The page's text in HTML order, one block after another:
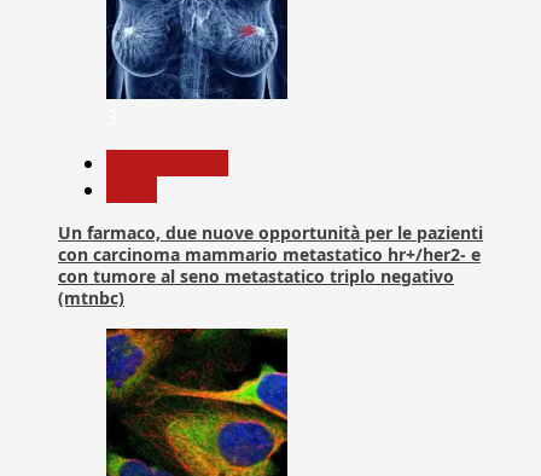
Un farmaco, due nuove opportunità per le pazienti
con carcinoma mammario metastatico hr+/her2- e
con tumore al seno metastatico triplo negativo
(mtnbc)